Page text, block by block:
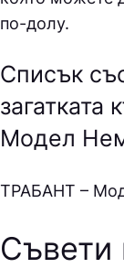
по-долу.
Списък
загатката
Модел
ТPAБAНТ –
Съвети